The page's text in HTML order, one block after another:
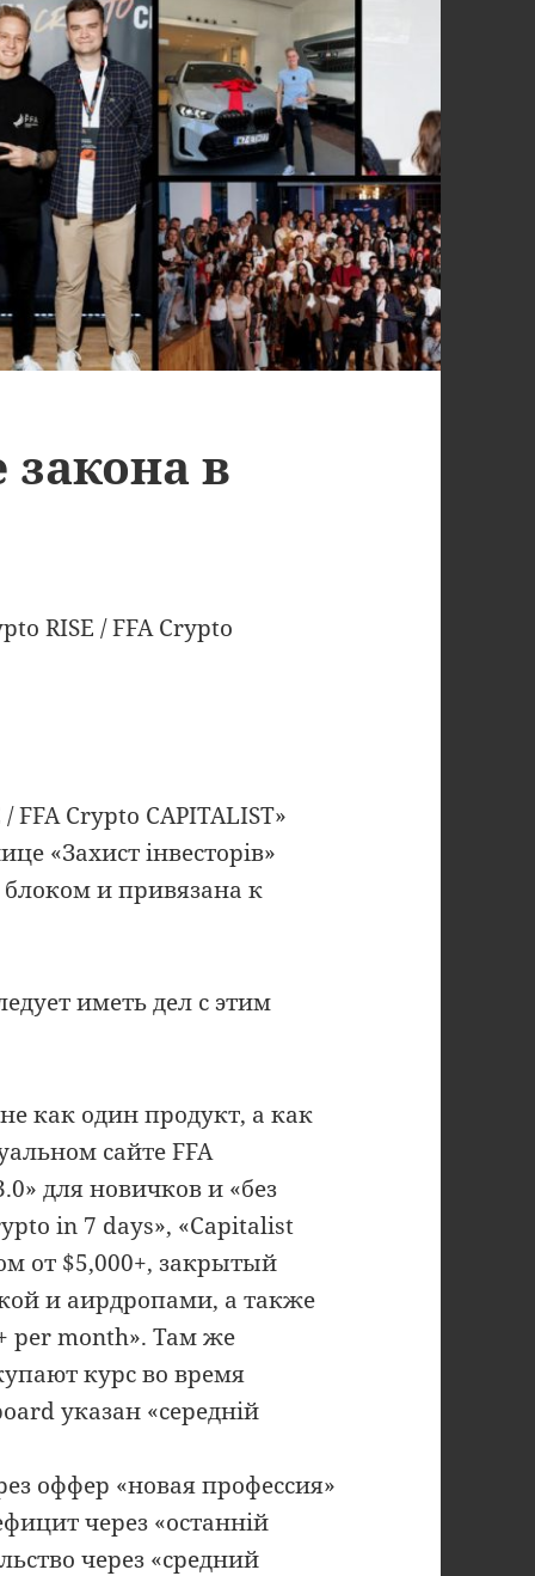
в
RISE / FFA Crypto
FFA Crypto CAPITALIST»
«Захист інвесторів»
и привязана к
иметь дел с этим
как один продукт, а как
сайте FFA
для новичков и «без
in 7 days», «Capitalist
от $5,000+, закрытый
и аирдропами, а также
per month». Там же
курс во время
указан «середній
оффер «новая профессия»
через «останній
через «средний